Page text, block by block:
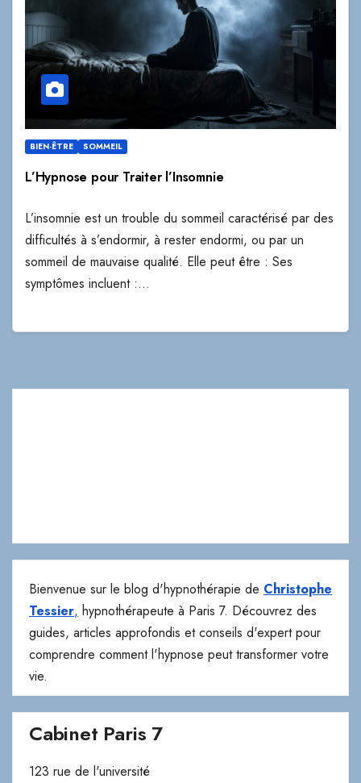
BIEN-ÊTRE SOMMEIL
L’Hypnose pour Traiter l’Insomnie
L’insomnie est un trouble du sommeil caractérisé par des
difficultés à s’endormir, à rester endormi, ou par un
sommeil de mauvaise qualité. Elle peut être : Ses
symptômes incluent :…
Tessier,hypnothérapeute à Paris 7. Découvrez des
comprendre comment l'hypnose peut transformer votre
vie.
Cabinet Paris 7
123 rue de l'université
75007 Paris